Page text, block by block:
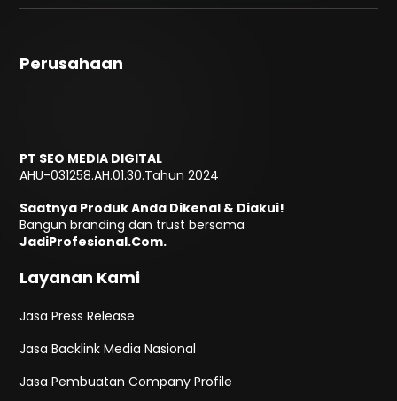
Perusahaan
PT SEO MEDIA DIGITAL
AHU-031258.AH.01.30.Tahun 2024
Saatnya Produk Anda Dikenal & Diakui!
Bangun branding dan trust bersama
JadiProfesional.Com.
Layanan Kami
Jasa Press Release
Jasa Backlink Media Nasional
Jasa Pembuatan Company Profile